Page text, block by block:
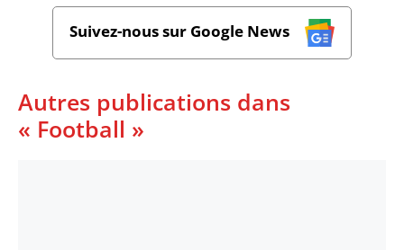
Suivez-nous sur Google News
Autres publications dans
« Football »